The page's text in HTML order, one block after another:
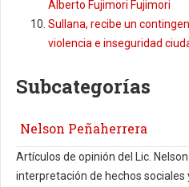
Alberto Fujimori Fujimori
Sullana, recibe un
violencia e inseguridad
Subcategorías
Nelson Peñaherrera
Artículos de opinión del Lic.
interpretación de hechos sociales